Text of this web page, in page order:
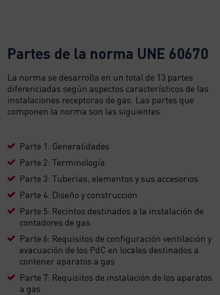
Partes de la norma UNE 60670
La norma se desarrolla en un total de 13 partes
diferenciadas según aspectos característicos de las
instalaciones receptoras de gas. Las partes que
componen la norma son las siguientes:
Parte 1: Generalidades
Parte 2: Terminología
Parte 3: Tuberías, elementos y sus accesorios
Parte 4: Diseño y construcción
Parte 5: Recintos destinados a la instalación de
contadores de gas
Parte 6: Requisitos de configuración ventilación y
evacuación de los PdC en locales destinados a
contener aparatos a gas
Parte 7: Requisitos de instalación de los aparatos
a gas